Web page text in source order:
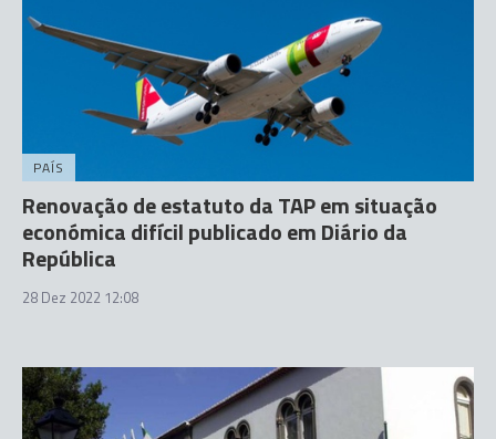
PAÍS
Renovação de estatuto da TAP em situação
económica difícil publicado em Diário da
República
28 Dez 2022 12:08